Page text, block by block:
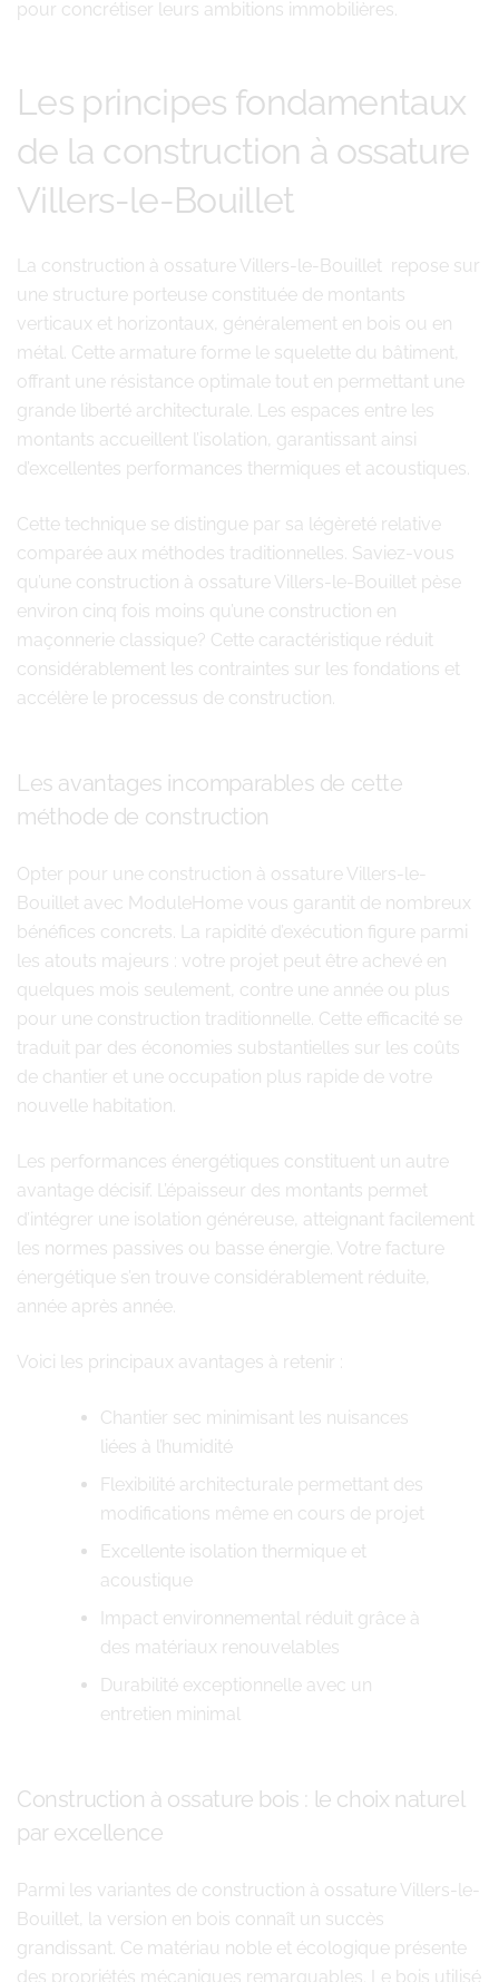
pour concrétiser leurs ambitions immobilières.
Les principes fondamentaux
de la construction à ossature
Villers-le-Bouillet
La construction à ossature Villers-le-Bouillet repose sur
une structure porteuse constituée de montants
verticaux et horizontaux, généralement en bois ou en
métal. Cette armature forme le squelette du bâtiment,
offrant une résistance optimale tout en permettant une
grande liberté architecturale. Les espaces entre les
montants accueillent l’isolation, garantissant ainsi
d’excellentes performances thermiques et acoustiques.
Cette technique se distingue par sa légèreté relative
comparée aux méthodes traditionnelles. Saviez-vous
qu’une construction à ossature Villers-le-Bouillet pèse
environ cinq fois moins qu’une construction en
maçonnerie classique? Cette caractéristique réduit
considérablement les contraintes sur les fondations et
accélère le processus de construction.
Les avantages incomparables de cette
méthode de construction
Opter pour une construction à ossature Villers-le-
Bouillet avec ModuleHome vous garantit de nombreux
bénéfices concrets. La rapidité d’exécution figure parmi
les atouts majeurs : votre projet peut être achevé en
quelques mois seulement, contre une année ou plus
pour une construction traditionnelle. Cette efficacité se
traduit par des économies substantielles sur les coûts
de chantier et une occupation plus rapide de votre
nouvelle habitation.
Les performances énergétiques constituent un autre
avantage décisif. L’épaisseur des montants permet
d’intégrer une isolation généreuse, atteignant facilement
les normes passives ou basse énergie. Votre facture
énergétique s’en trouve considérablement réduite,
année après année.
Voici les principaux avantages à retenir :
Chantier sec minimisant les nuisances
liées à l’humidité
Flexibilité architecturale permettant des
modifications même en cours de projet
Excellente isolation thermique et
acoustique
Impact environnemental réduit grâce à
des matériaux renouvelables
Durabilité exceptionnelle avec un
entretien minimal
Construction à ossature bois : le choix naturel
par excellence
Parmi les variantes de construction à ossature Villers-le-
Bouillet, la version en bois connaît un succès
grandissant. Ce matériau noble et écologique présente
des propriétés mécaniques remarquables. Le bois utilisé